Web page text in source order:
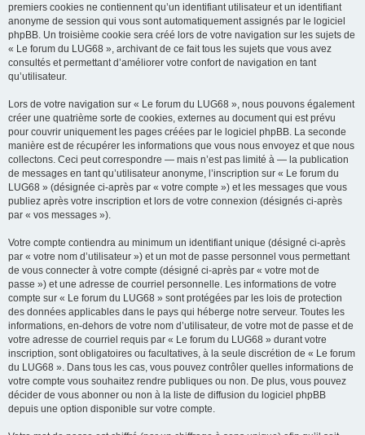
premiers cookies ne contiennent qu’un identifiant utilisateur et un identifiant
anonyme de session qui vous sont automatiquement assignés par le logiciel
phpBB. Un troisième cookie sera créé lors de votre navigation sur les sujets de
« Le forum du LUG68 », archivant de ce fait tous les sujets que vous avez
consultés et permettant d’améliorer votre confort de navigation en tant
qu’utilisateur.
Lors de votre navigation sur « Le forum du LUG68 », nous pouvons également
créer une quatrième sorte de cookies, externes au document qui est prévu
pour couvrir uniquement les pages créées par le logiciel phpBB. La seconde
manière est de récupérer les informations que vous nous envoyez et que nous
collectons. Ceci peut correspondre — mais n’est pas limité à — la publication
de messages en tant qu’utilisateur anonyme, l’inscription sur « Le forum du
LUG68 » (désignée ci-après par « votre compte ») et les messages que vous
publiez après votre inscription et lors de votre connexion (désignés ci-après
par « vos messages »).
Votre compte contiendra au minimum un identifiant unique (désigné ci-après
par « votre nom d’utilisateur ») et un mot de passe personnel vous permettant
de vous connecter à votre compte (désigné ci-après par « votre mot de
passe ») et une adresse de courriel personnelle. Les informations de votre
compte sur « Le forum du LUG68 » sont protégées par les lois de protection
des données applicables dans le pays qui héberge notre serveur. Toutes les
informations, en-dehors de votre nom d’utilisateur, de votre mot de passe et de
votre adresse de courriel requis par « Le forum du LUG68 » durant votre
inscription, sont obligatoires ou facultatives, à la seule discrétion de « Le forum
du LUG68 ». Dans tous les cas, vous pouvez contrôler quelles informations de
votre compte vous souhaitez rendre publiques ou non. De plus, vous pouvez
décider de vous abonner ou non à la liste de diffusion du logiciel phpBB
depuis une option disponible sur votre compte.